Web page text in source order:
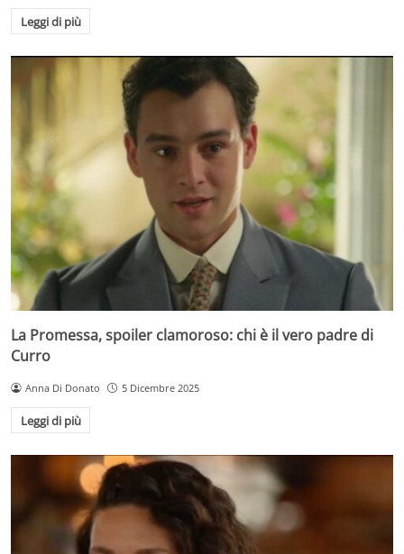
Leggi di più
La Promessa, spoiler clamoroso: chi è il vero padre di
Curro
Anna Di Donato 5 Dicembre 2025
Leggi di più